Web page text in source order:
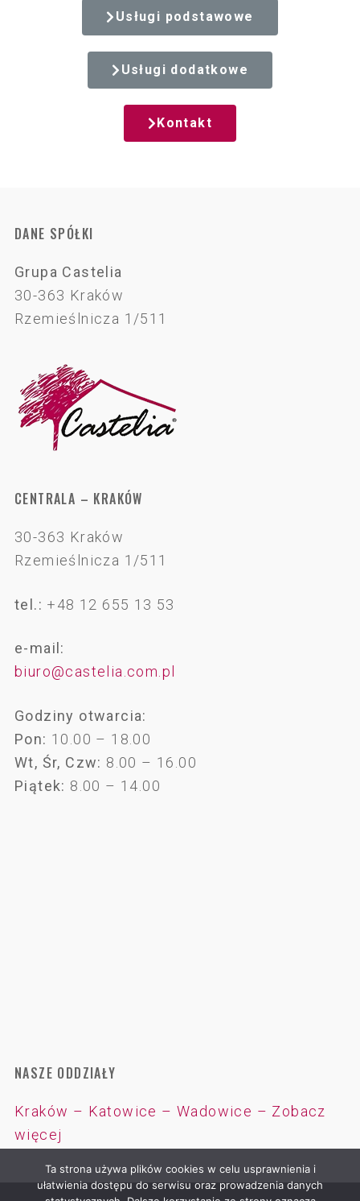
Usługi podstawowe
Usługi dodatkowe
Kontakt
DANE SPÓŁKI
Grupa Castelia
30-363 Kraków
Rzemieślnicza 1/511
CENTRALA – KRAKÓW
30-363 Kraków
Rzemieślnicza 1/511
tel.: +48 12 655 13 53
e-mail:
biuro@castelia.com.pl
Godziny otwarcia:
Pon: 10.00 – 18.00
Wt, Śr, Czw: 8.00 – 16.00
Piątek: 8.00 – 14.00
NASZE ODDZIAŁY
Kraków – Katowice – Wadowice – Zobacz
więcej
Ta strona używa plików cookies w celu usprawnienia i
ułatwienia dostępu do serwisu oraz prowadzenia danych